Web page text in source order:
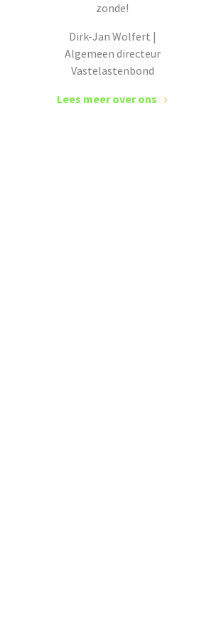
zonde!
Dirk-Jan Wolfert |
Algemeen directeur
Vastelastenbond
Lees meer over ons